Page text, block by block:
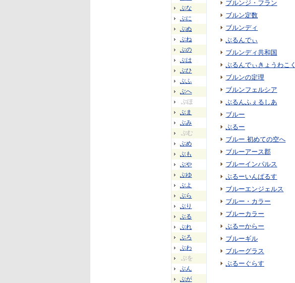
ぶな
ぶに
ぶぬ
ぶね
ぶの
ぶは
ぶひ
ぶふ
ぶへ
ぶほ
ぶま
ぶみ
ぶむ
ぶめ
ぶも
ぶや
ぶゆ
ぶよ
ぶら
ぶり
ぶる
ぶれ
ぶろ
ぶわ
ぶを
ぶん
ぶが
ブルンジ・フラン
ブルン定数
ブルンディ
ぶるんでぃ
ブルンディ共和国
ぶるんでぃきょうわこく
ブルンの定理
ブルンフェルシア
ぶるんふぇるしあ
ブルー
ぶるー
ブルー 初めての空へ
ブルーアース郡
ブルーインパルス
ぶるーいんぱるす
ブルーエンジェルス
ブルー・カラー
ブルーカラー
ぶるーからー
ブルーギル
ブルーグラス
ぶるーぐらす